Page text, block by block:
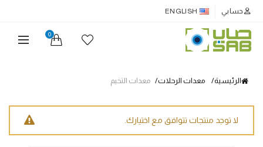
حسابي ENGLISH
0
الرئيسية معدات الرحلات معدات التخيم
لا توجد منتجات تتوافق مع اختيارك.